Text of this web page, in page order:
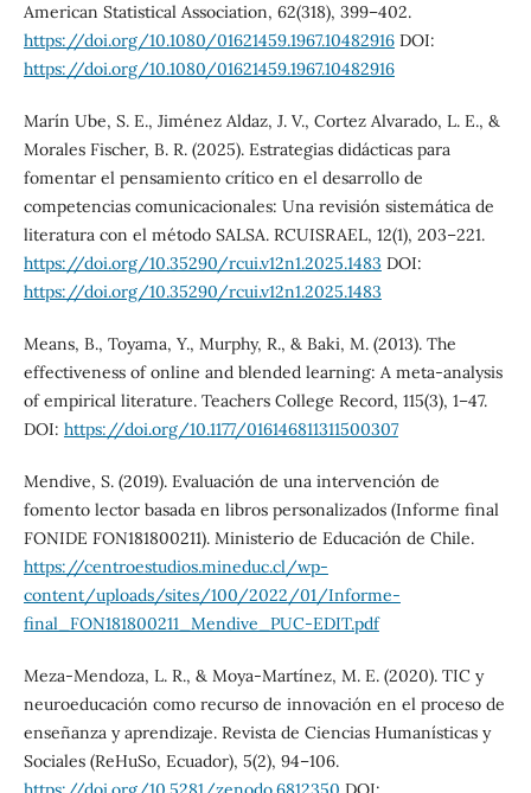
American Statistical Association, 62(318), 399–402.
https://doi.org/10.1080/01621459.1967.10482916DOI:
https://doi.org/10.1080/01621459.1967.10482916
Marín Ube, S. E., Jiménez Aldaz, J. V., Cortez Alvarado, L. E., &
Morales Fischer, B. R. (2025). Estrategias didácticas para
fomentar el pensamiento crítico en el desarrollo de
competencias comunicacionales: Una revisión sistemática de
literatura con el método SALSA. RCUISRAEL, 12(1), 203–221.
https://doi.org/10.35290/rcui.v12n1.2025.1483 DOI:
https://doi.org/10.35290/rcui.v12n1.2025.1483
Means, B., Toyama, Y., Murphy, R., & Baki, M. (2013). The
effectiveness of online and blended learning: A meta-analysis
of empirical literature. Teachers College Record, 115(3), 1–47.
DOI: https://doi.org/10.1177/016146811311500307
Mendive, S. (2019). Evaluación de una intervención de
fomento lector basada en libros personalizados (Informe final
FONIDE FON181800211). Ministerio de Educación de Chile.
https://centroestudios.mineduc.cl/wp-
content/uploads/sites/100/2022/01/Informe-
final_FON181800211_Mendive_PUC-EDIT.pdf
Meza-Mendoza, L. R., & Moya-Martínez, M. E. (2020). TIC y
neuroeducación como recurso de innovación en el proceso de
enseñanza y aprendizaje. Revista de Ciencias Humanísticas y
Sociales (ReHuSo, Ecuador), 5(2), 94–106.